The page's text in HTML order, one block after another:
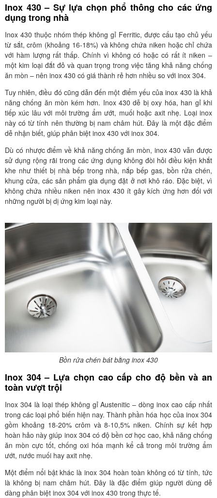
Inox 430 – Sự lựa chọn phổ thông cho các ứng
dụng trong nhà
Inox 430 thuộc nhóm thép không gỉ Ferritic, được cấu tạo chủ yếu
từ sắt, crôm (khoảng 16-18%) và không chứa niken hoặc chỉ chứa
với hàm lượng rất thấp. Chính vì không có hoặc có rất ít niken –
một kim loại đắt đỏ và quan trọng trong việc tăng khả năng chống
ăn mòn – nên inox 430 có giá thành rẻ hơn nhiều so với inox 304.
Tuy nhiên, điều đó cũng dẫn đến một điểm yếu của inox 430 là khả
năng chống ăn mòn kém hơn. Inox 430 dễ bị oxy hóa, han gỉ khi
tiếp xúc lâu với môi trường ẩm ướt, muối hoặc axit nhẹ. Loại inox
này có từ tính nên thường bị nam châm hút. Đây là một đặc điểm
dễ nhận biết, giúp phân biệt inox 430 với inox 304.
Dù có nhược điểm về khả năng chống ăn mòn, inox 430 vẫn được
sử dụng rộng rãi trong các ứng dụng không đòi hỏi điều kiện khắt
khe như thiết bị nhà bếp trong nhà, nắp bếp gas, bồn rửa chén,
khung cửa, các sản phẩm gia dụng đặt ở nơi khô ráo. Đặc biệt, vì
không chứa nhiều niken nên inox 430 ít gây kích ứng hơn đối với
những người bị dị ứng kim loại này.
Bồn rửa chén bát bằng inox 430
Inox 304 – Lựa chọn cao cấp cho độ bền và an
toàn vượt trội
Inox 304 là loại thép không gỉ Austenitic – dòng inox cao cấp nhất
trong các loại phổ biến hiện nay. Thành phần hóa học của inox 304
gồm khoảng 18-20% crôm và 8-10,5% niken. Chính sự kết hợp
hoàn hảo này giúp inox 304 có độ bền cơ học cao, khả năng chống
ăn mòn cực tốt, chống oxi hóa mạnh kể cả trong môi trường ẩm
ướt, nước muối hay axit nhẹ.
Một điểm nổi bật khác là inox 304 hoàn toàn không có từ tính, tức
là không bị nam châm hút. Đây là đặc điểm giúp người dùng dễ
dàng phân biệt inox 304 với inox 430 trong thực tế.